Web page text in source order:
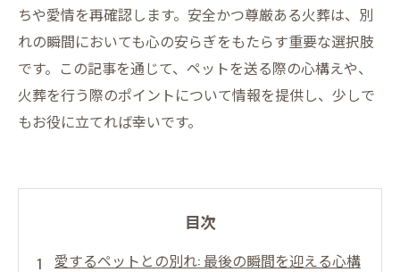
ちや愛情を再確認します。安全かつ尊厳ある火葬は、別
れの瞬間においても心の安らぎをもたらす重要な選択肢
です。この記事を通じて、ペットを送る際の心構えや、
火葬を行う際のポイントについて情報を提供し、少しで
もお役に立てれば幸いです。
目次
愛するペットとの別れ: 最後の瞬間を迎える心構